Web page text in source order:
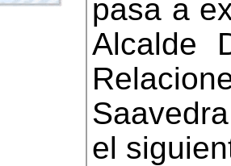
pasa a
Alcalde
el